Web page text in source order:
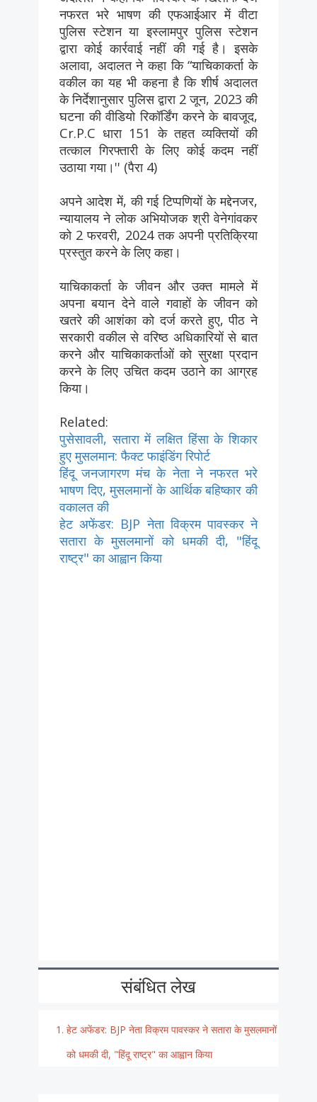
नफरत भरे भाषण की एफआईआर में वीटा
पुलिस स्टेशन या इस्लामपुर पुलिस स्टेशन
द्वारा कोई कार्रवाई नहीं की गई है। इसके
अलावा, अदालत ने कहा कि “याचिकाकर्ता के
वकील का यह भी कहना है कि शीर्ष अदालत
के निर्देशानुसार पुलिस द्वारा 2 जून, 2023 की
घटना की वीडियो रिकॉर्डिंग करने के बावजूद,
Cr.P.C धारा 151 के तहत व्यक्तियों की
तत्काल गिरफ्तारी के लिए कोई कदम नहीं
उठाया गया।'' (पैरा 4)
अपने आदेश में, की गई टिप्पणियों के मद्देनजर,
न्यायालय ने लोक अभियोजक श्री वेनेगांवकर
को 2 फरवरी, 2024 तक अपनी प्रतिक्रिया
प्रस्तुत करने के लिए कहा।
याचिकाकर्ता के जीवन और उक्त मामले में
अपना बयान देने वाले गवाहों के जीवन को
खतरे की आशंका को दर्ज करते हुए, पीठ ने
सरकारी वकील से वरिष्ठ अधिकारियों से बात
करने और याचिकाकर्ताओं को सुरक्षा प्रदान
करने के लिए उचित कदम उठाने का आग्रह
किया।
Related:
पुसेसावली, सतारा में लक्षित हिंसा के शिकार
हुए मुसलमान: फैक्ट फाइंडिंग रिपोर्ट
हिंदू जनजागरण मंच के नेता ने नफरत भरे
भाषण दिए, मुसलमानों के आर्थिक बहिष्कार की
वकालत की
हेट अफेंडर: BJP नेता विक्रम पावस्कर ने
सतारा के मुसलमानों को धमकी दी, "हिंदू
राष्ट्र" का आह्वान किया
संबंधित लेख
हेट अफेंडर: BJP नेता विक्रम पावस्कर ने सतारा के मुसलमानों
को धमकी दी, "हिंदू राष्ट्र" का आह्वान किया